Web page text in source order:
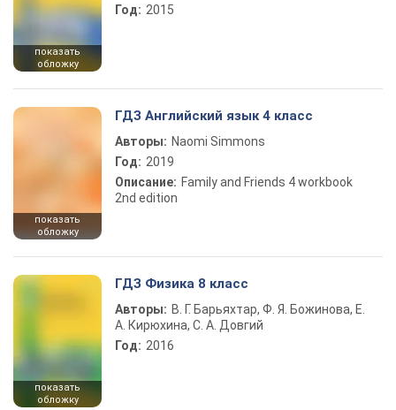
показать
обложку
Год: 2015
показать
обложку
ГДЗ Английский язык 4 класс
Авторы: Naomi Simmons
Год: 2019
Описание: Family and Friends 4 workbook
2nd edition
показать
обложку
ГДЗ Физика 8 класс
Авторы: В. Г. Барьяхтар, Ф. Я. Божинова, Е.
А. Кирюхина, С. А. Довгий
Год: 2016